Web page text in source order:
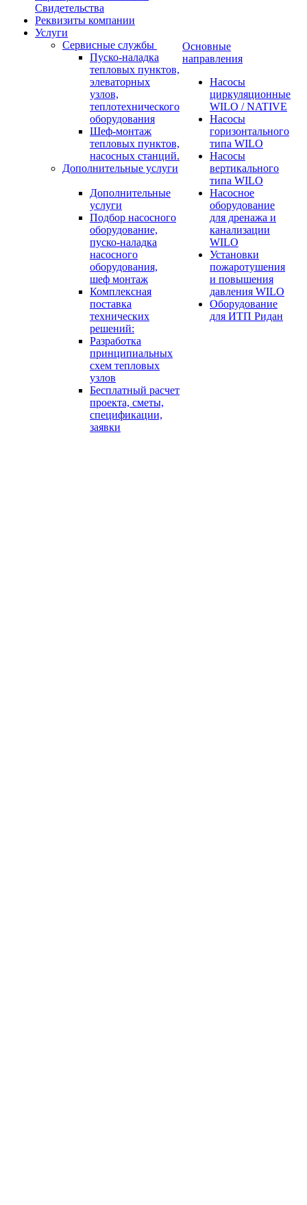
Свидетельства
Реквизиты компании
Услуги
Сервисные службы
Пуско-наладка
тепловых пунктов,
элеваторных
узлов,
теплотехнического
оборудования
Шеф-монтаж
тепловых пунктов,
насосных станций.
Дополнительные услуги
Дополнительные
услуги
Подбор насосного
оборудование,
пуско-наладка
насосного
оборудования,
шеф монтаж
Комплексная
поставка
технических
решений:
Разработка
принципиальных
схем тепловых
узлов
Бесплатный расчет
проекта, сметы,
спецификации,
заявки
Основные
направления
Насосы
циркуляционные
WILO / NATIVE
Насосы
горизонтального
типа WILO
Насосы
вертикального
типа WILO
Насосное
оборудование
для дренажа и
канализации
WILO
Установки
пожаротушения
и повышения
давления WILO
Оборудование
для ИТП Ридан